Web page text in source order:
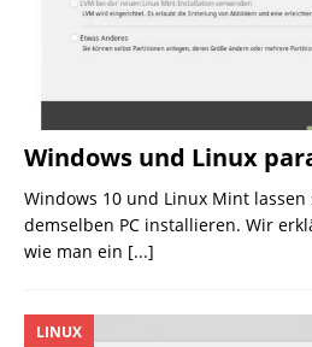
Windows und Linux
Windows 10 und Linux Mint
demselben PC installieren. Wir
wie man ein [...]
LINUX